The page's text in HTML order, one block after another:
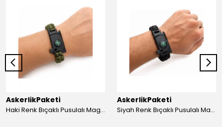
AskerlikPaketi
Haki Renk Bıçaklı Pusulalı Magnezyum Çubuklu Düdüklü Paracord Bileklik
AskerlikPaketi
Siyah Renk Bıçaklı Pusulalı Magnezyum Çubuklu Düdüklü Paracord Bileklik